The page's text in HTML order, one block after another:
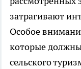
затрагивают
Особое
которые
сельского